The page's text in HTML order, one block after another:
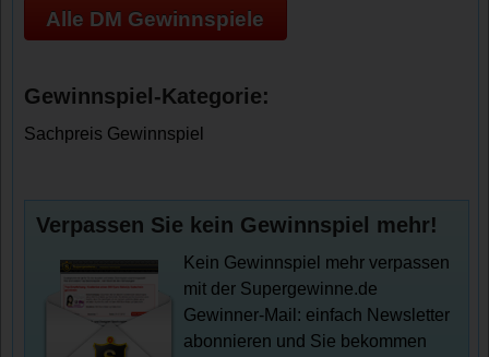
Alle DM Gewinnspiele
Gewinnspiel-Kategorie:
Sachpreis Gewinnspiel
Verpassen Sie kein Gewinnspiel mehr!
Kein Gewinnspiel mehr verpassen
mit der Supergewinne.de
Gewinner-Mail: einfach Newsletter
abonnieren und Sie bekommen